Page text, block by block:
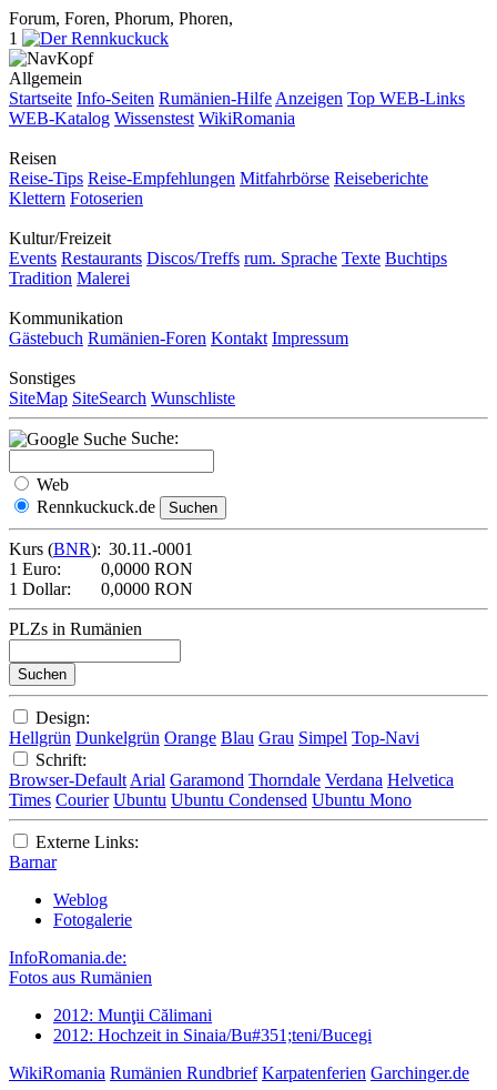
Forum, Foren, Phorum, Phoren,
1
Allgemein
Startseite Info-Seiten Rumänien-Hilfe Anzeigen Top WEB-Links
WEB-Katalog Wissenstest WikiRomania
Reisen
Reise-Tips Reise-Empfehlungen Mitfahrbörse Reiseberichte
Klettern Fotoserien
Kultur/Freizeit
Events Restaurants Discos/Treffs rum. Sprache Texte Buchtips
Tradition Malerei
Kommunikation
Gästebuch Rumänien-Foren Kontakt Impressum
Sonstiges
SiteMap SiteSearch Wunschliste
Suche:
Web
Rennkuckuck.de
Kurs (BNR): 30.11.-0001
1 Euro:
0,0000 RON
1 Dollar:
0,0000 RON
PLZs in Rumänien
Design:
Hellgrün Dunkelgrün Orange Blau Grau Simpel Top-Navi
Schrift:
Browser-Default Arial Garamond Thorndale Verdana Helvetica
Times Courier Ubuntu Ubuntu Condensed Ubuntu Mono
Externe Links:
Barnar
Weblog
Fotogalerie
InfoRomania.de:
Fotos aus Rumänien
2012: Munţii Călimani
2012: Hochzeit in Sinaia/Bu#351;teni/Bucegi
WikiRomania Rumänien Rundbrief Karpatenferien Garchinger.de